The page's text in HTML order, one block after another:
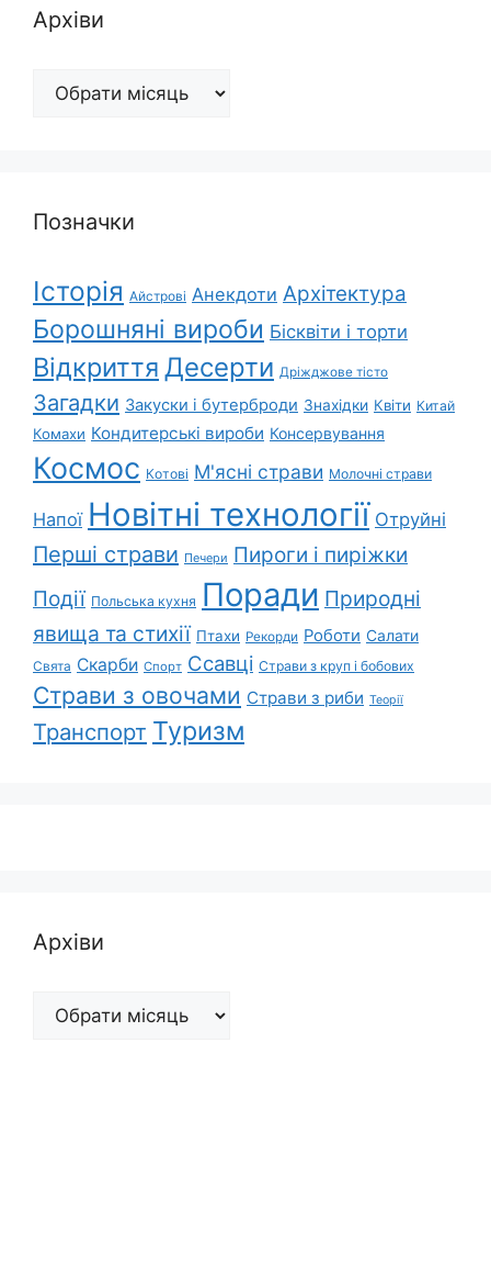
Архіви
Архіви
Позначки
Історія Айстрові Анекдоти Архітектура
Борошняні вироби Бісквіти і торти
Відкриття Десерти Дріжджове тісто
Загадки Закуски і бутерброди Знахідки Квіти Китай
Комахи Кондитерські вироби Консервування
Космос Котові М'ясні страви Молочні страви
Напої Новітні технології Отруйні
Перші страви Печери Пироги і пиріжки
Події Польська кухня Поради Природні
явища та стихії Птахи Рекорди Роботи Салати
Свята Скарби Спорт Ссавці Страви з круп і бобових
Страви з овочами Страви з риби Теорії
Транспорт Туризм
Архіви
Архіви